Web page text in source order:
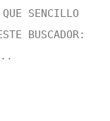
SENCILLO
BUSCADOR: